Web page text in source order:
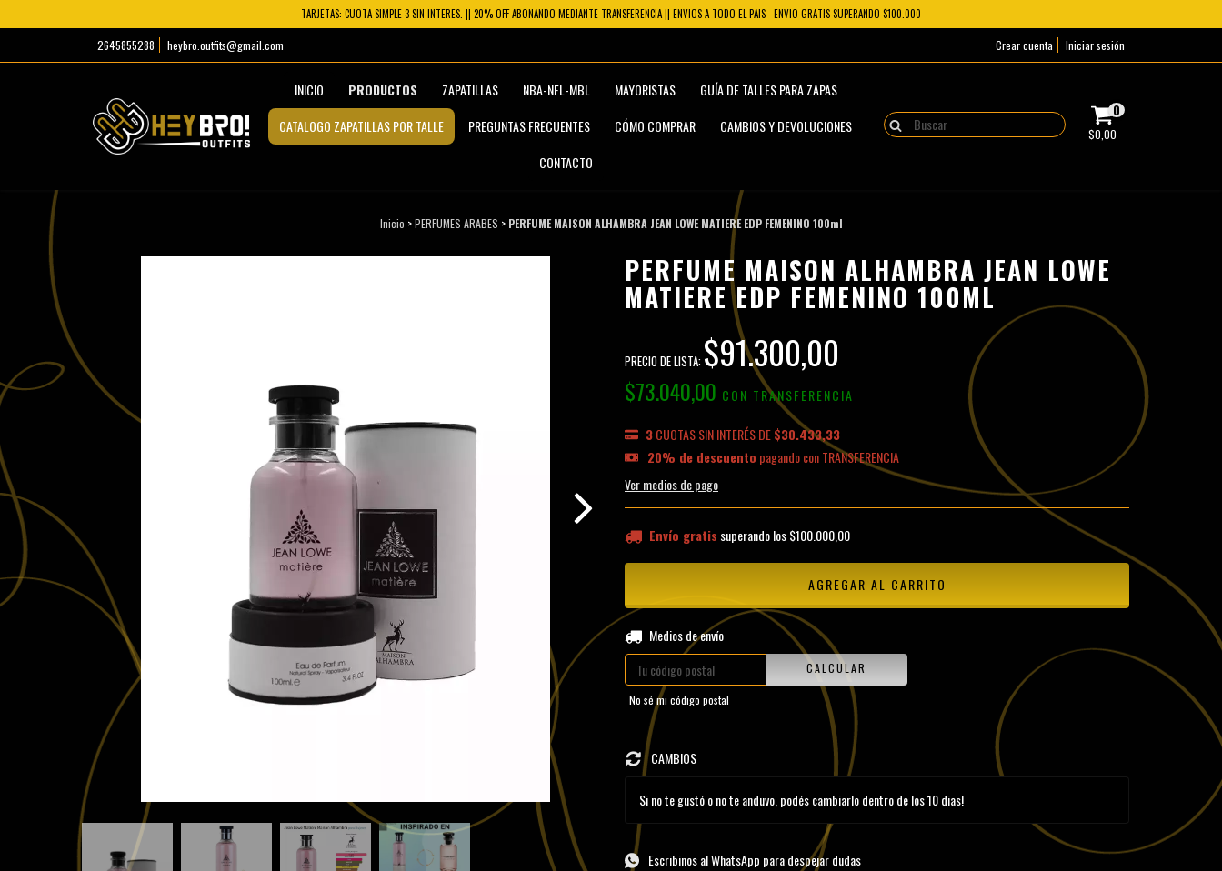
TARJETAS: CUOTA SIMPLE 3 SIN INTERES. || 20% OFF ABONANDO MEDIANTE TRANSFERENCIA || ENVIOS A TODO EL PAIS - ENVIO GRATIS SUPERANDO $100.000
2645855288 heybro.outfits@gmail.com Crear cuenta Iniciar sesión
INICIO PRODUCTOS ZAPATILLAS NBA-NFL-MBL MAYORISTAS
GUÍA DE TALLES PARA ZAPAS
CATALOGO ZAPATILLAS POR TALLE
PREGUNTAS FRECUENTES CÓMO COMPRAR
CAMBIOS Y DEVOLUCIONES
CONTACTO
0
$0,00
Inicio > PERFUMES ARABES > PERFUME MAISON ALHAMBRA JEAN LOWE MATIERE EDP FEMENINO 100ml
PERFUME MAISON ALHAMBRA JEAN LOWE
MATIERE EDP FEMENINO 100ML
$91.300,00
$73.040,00 CON TRANSFERENCIA
3CUOTAS SIN INTERÉS DE$30.433,33
20% de descuento pagando con TRANSFERENCIA
Ver medios de pago
Envío gratis superando los$100.000,00
Entregas para el CP:
Medios de envío
CALCULAR
No sé mi código postal
CAMBIOS
Si no te gustó o no te anduvo, podés cambiarlo dentro de los 10 dias!
Escribinos al WhatsApp para despejar dudas